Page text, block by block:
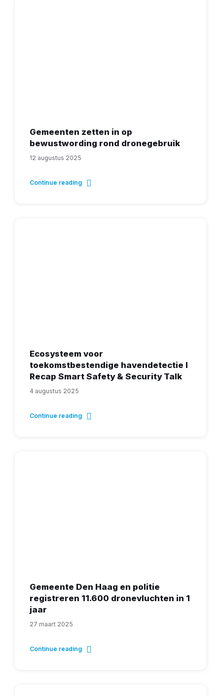
Gemeenten zetten in op
bewustwording rond dronegebruik
12 augustus 2025
Continue reading
Ecosysteem voor
toekomstbestendige havendetectie I
Recap Smart Safety & Security Talk
4 augustus 2025
Continue reading
Gemeente Den Haag en politie
registreren 11.600 dronevluchten in 1
jaar
27 maart 2025
Continue reading